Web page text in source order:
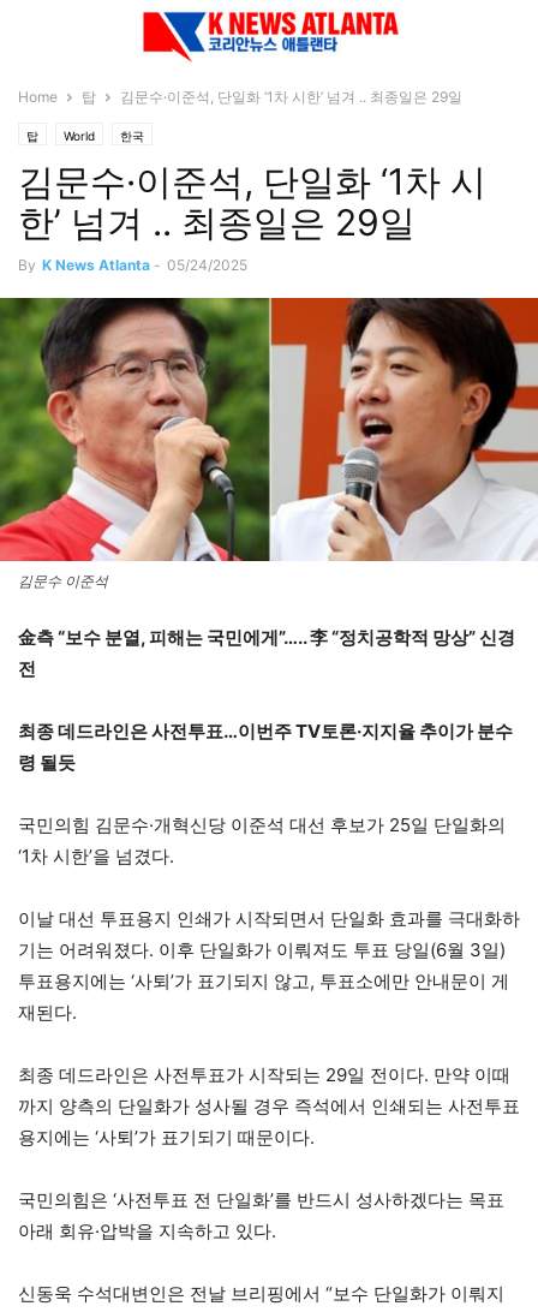
Home 탑 김문수·이준석, 단일화 ‘1차 시한’ 넘겨 .. 최종일은 29일
탑 World 한국
김문수·이준석, 단일화 ‘1차 시
한’ 넘겨 .. 최종일은 29일
By K News Atlanta - 05/24/2025
김문수 이준석
金측 “보수 분열, 피해는 국민에게”….. 李 “정치공학적 망상” 신경
전
최종 데드라인은 사전투표…이번주 TV토론·지지율 추이가 분수
령 될듯
국민의힘 김문수·개혁신당 이준석 대선 후보가 25일 단일화의
‘1차 시한’을 넘겼다.
이날 대선 투표용지 인쇄가 시작되면서 단일화 효과를 극대화하
기는 어려워졌다. 이후 단일화가 이뤄져도 투표 당일(6월 3일)
투표용지에는 ‘사퇴’가 표기되지 않고, 투표소에만 안내문이 게
재된다.
최종 데드라인은 사전투표가 시작되는 29일 전이다. 만약 이때
까지 양측의 단일화가 성사될 경우 즉석에서 인쇄되는 사전투표
용지에는 ‘사퇴’가 표기되기 때문이다.
국민의힘은 ‘사전투표 전 단일화’를 반드시 성사하겠다는 목표
아래 회유·압박을 지속하고 있다.
신동욱 수석대변인은 전날 브리핑에서 “보수 단일화가 이뤄지